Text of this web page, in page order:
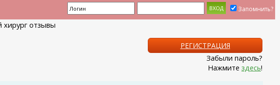
Запомнить?
РЕГИСТРАЦИЯ
Забыли пароль?
Нажмите здесь!